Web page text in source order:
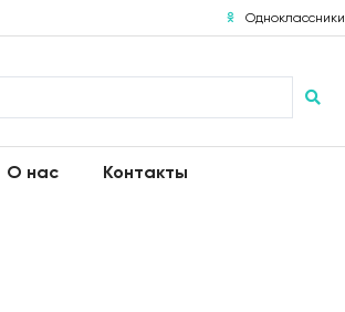
Одноклассники
О нас Контакты